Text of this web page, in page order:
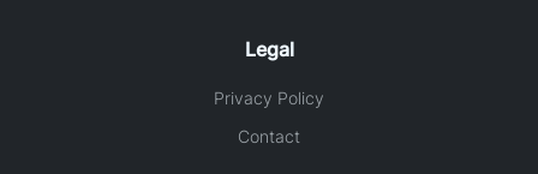
Legal
Privacy Policy
Contact